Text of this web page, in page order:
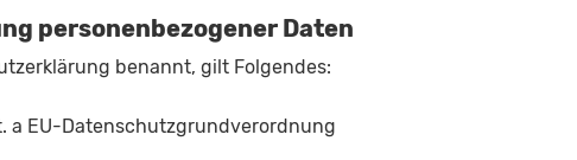
personenbezogener Daten
benannt, gilt Folgendes:
a EU-Datenschutzgrundverordnung